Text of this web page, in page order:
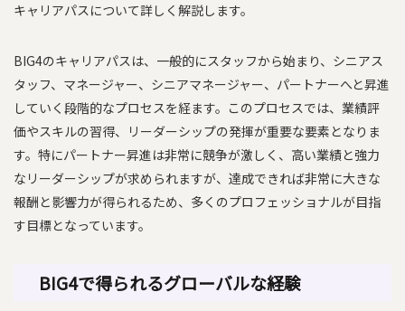
キャリアパスについて詳しく解説します。
BIG4のキャリアパスは、一般的にスタッフから始まり、シニアス
タッフ、マネージャー、シニアマネージャー、パートナーへと昇進
していく段階的なプロセスを経ます。このプロセスでは、業績評
価やスキルの習得、リーダーシップの発揮が重要な要素となりま
す。特にパートナー昇進は非常に競争が激しく、高い業績と強力
なリーダーシップが求められますが、達成できれば非常に大きな
報酬と影響力が得られるため、多くのプロフェッショナルが目指
す目標となっています。
BIG4で得られるグローバルな経験